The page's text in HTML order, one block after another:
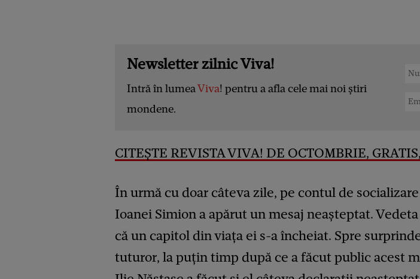
Newsletter zilnic Viva!
Intră în lumeaViva! pentru a afla cele mai noi știri
mondene.
CITEȘTE REVISTA VIVA! DE OCTOMBRIE,
În urmă cu doar câteva zile, pe contul de
Ioanei Simion a apărut un mesaj neașteptat.
că un capitol din viața ei s-a încheiat. Spre
tuturor, la puțin timp după ce a făcut public acest